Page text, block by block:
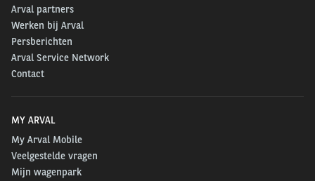
Arval partners
Werken bij Arval
Persberichten
Arval Service Network
Contact
MY ARVAL
My Arval Mobile
Veelgestelde vragen
Mijn wagenpark